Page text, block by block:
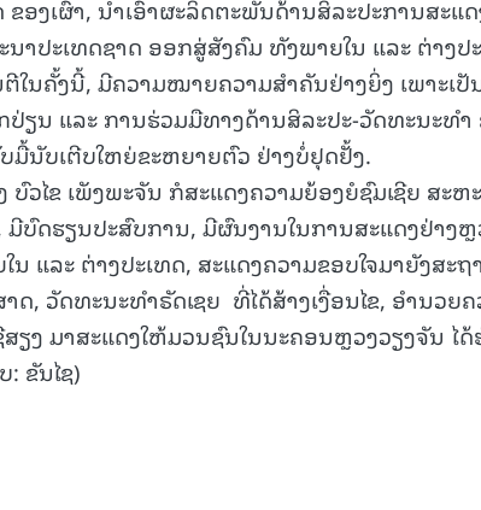
ຂອງເຜົ່າ, ນໍາເອົາຜະລິດຕະພັນດ້ານສິລະປະການສະ
າປະເທດຊາດ ອອກສູ່ສັງຄົມ ທັງພາຍໃນ ແລະ ຕ່າງປ
ໃນຄັ້ງນີ້, ມີຄວາມໝາຍຄວາມສໍາຄັນຢ່າງຍິ່ງ ເພາະເ
ຽນ ແລະ ການຮ່ວມມືທາງດ້ານສິລະປະ-ວັດທະນະທຳ
ມື້ນັບເຕີບໃຫຍ່ຂະຫຍາຍຕົວ ຢ່າງບໍ່ຢຸດຢັ້ງ.
ວໄຂ ເພັງພະຈັນ ກໍສະແດງຄວາມຍ້ອງຍໍຊົມເຊີຍ ສະ
ບົດຮຽນປະສົບການ, ມີຜົນງານໃນການສະແດງຢ່າງຫຼ
ແລະ ຕ່າງປະເທດ, ສະແດງຄວາມຂອບໃຈມາຍັງສະ
ດ, ວັດທະນະທໍາຣັດເຊຍ ທີ່ໄດ້ສ້າງເງື່ອນໄຂ, ອຳນວຍ
ງ ມາສະແດງໃຫ້ມວນຊົນໃນນະຄອນຫຼວງວຽງຈັນ ໄດ້
ຂັນໄຊ)